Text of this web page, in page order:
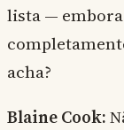
lista —
acha?
Blaine Cook: